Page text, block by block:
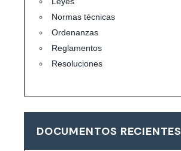
Normas técnicas
Ordenanzas
Reglamentos
Resoluciones
DOCUMENTOS RECIENTES